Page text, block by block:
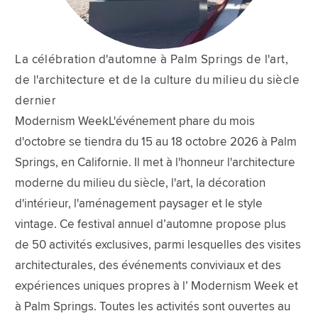
La célébration d'automne à Palm Springs de l'art,
de l'architecture et de la culture du milieu du siècle
dernier
Modernism WeekL'événement phare du mois
d'octobre se tiendra du 15 au 18 octobre 2026 à Palm
Springs, en Californie. Il met à l'honneur l'architecture
moderne du milieu du siècle, l'art, la décoration
d'intérieur, l'aménagement paysager et le style
vintage. Ce festival annuel d’automne propose plus
de 50 activités exclusives, parmi lesquelles des visites
architecturales, des événements conviviaux et des
expériences uniques propres à l’ Modernism Week et
à Palm Springs. Toutes les activités sont ouvertes au